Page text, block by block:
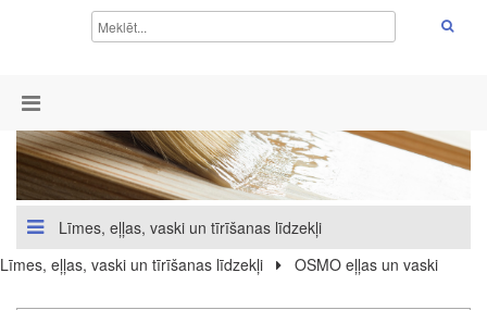
Līmes, eļļas, vaski un tīrīšanas līdzekļi
Līmes, eļļas, vaski un tīrīšanas līdzekļi
OSMO eļļas un vaski